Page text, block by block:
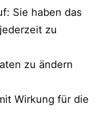
Sie haben das
zu
zu ändern
Wirkung für die